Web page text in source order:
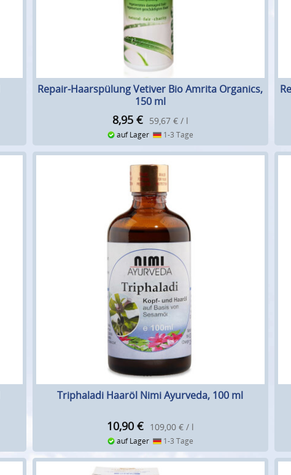
Repair-Haarspülung Vetiver Bio Amrita Organics,
150 ml
8,95 € 59,67 € / l
auf Lager 1-3 Tage
Triphaladi Haaröl Nimi Ayurveda, 100 ml
10,90 € 109,00 € / l
auf Lager 1-3 Tage